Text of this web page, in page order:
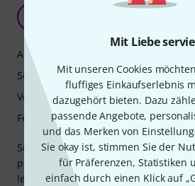
Mit Liebe
Mit unseren Cookies
fluffiges Einkaufserlebnis
dazugehört bieten. Dazu
passende Angebote,
und das Merken von
Sie okay ist, stimmen Sie der
für Präferenzen, Statistiken
einfach durch einen Klick auf
Die Trompete, die ich
Schnelle Ansprache, ein schöner,
präzise Tonhöhenbestimmung. Kurz
leichter spielen als so manche
Ansprache
Sound
Verarbeitung
Features